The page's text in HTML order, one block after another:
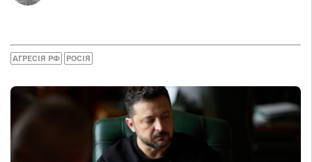
АГРЕСІЯ РФ РОСІЯ